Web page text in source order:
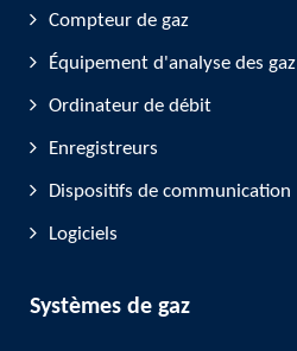
Compteur de gaz
Équipement d'analyse des gaz
Ordinateur de débit
Enregistreurs
Dispositifs de communication
Logiciels
Systèmes de gaz